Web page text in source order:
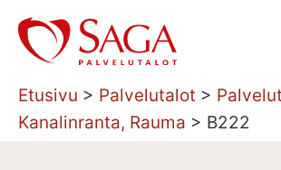
Siirry
sisältöön
Etusivu > Palvelutalot >
Kanalinranta, Rauma > B222